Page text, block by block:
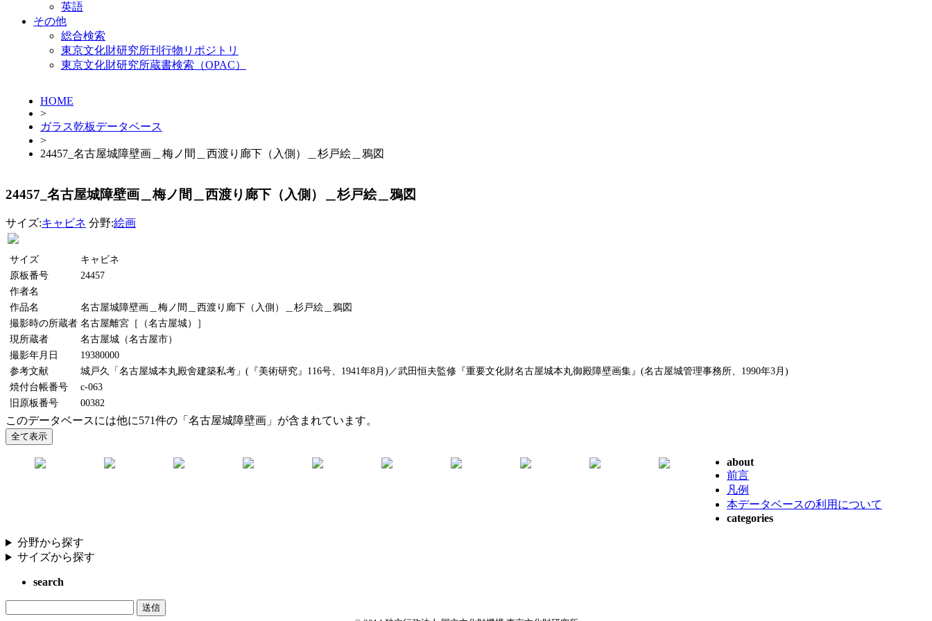
英語
その他
総合検索
東京文化財研究所刊行物リポジトリ
東京文化財研究所蔵書検索（OPAC）
HOME
>
ガラス乾板データベース
>
24457_名古屋城障壁画＿梅ノ間＿西渡り廊下（入側）＿杉戸絵＿鴉図
24457_名古屋城障壁画＿梅ノ間＿西渡り廊下（入側）＿杉戸絵＿鴉図
サイズ:キャビネ 分野:絵画
サイズ
キャビネ
原板番号
24457
作者名
作品名
名古屋城障壁画＿梅ノ間＿西渡り廊下（入側）＿杉戸絵＿鴉図
撮影時の所蔵者 名古屋離宮［（名古屋城）］
現所蔵者
名古屋城（名古屋市）
撮影年月日
19380000
参考文献
城戸久「名古屋城本丸殿舍建築私考」(『美術研究』116号、1941年8月)／武田恒夫監修『重要文化財名古屋城本丸御殿障壁画集』(名古屋城管理事務所、1990年3月)
焼付台帳番号
c-063
旧原板番号
00382
このデータベースには他に571件の「名古屋城障壁画」が含まれています。
about
前言
凡例
本データベースの利用について
categories
分野から探す
サイズから探す
search